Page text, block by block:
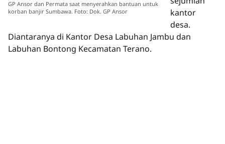
GP Ansor dan Permata saat menyerahkan bantuan untuk
korban banjir Sumbawa. Foto: Dok. GP Ansor
kantor
desa.
Diantaranya di Kantor Desa Labuhan Jambu dan
Labuhan Bontong Kecamatan Terano.